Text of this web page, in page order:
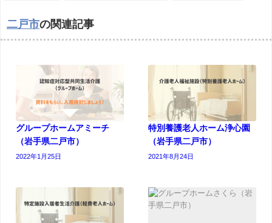
二戸市の関連記事
グループホームアミーチ
（岩手県二戸市）
2022年1月25日
特別養護老人ホーム浄心園
（岩手県二戸市）
2021年8月24日